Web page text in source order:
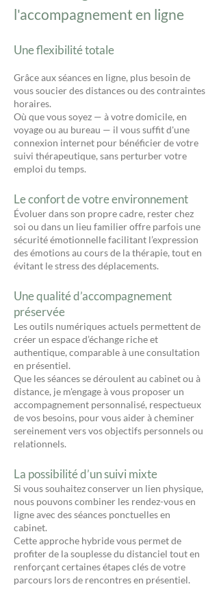
l'accompagnement en ligne
Une flexibilité totale
Grâce aux séances en ligne, plus besoin de
vous soucier des distances ou des contraintes
horaires.
Où que vous soyez — à votre domicile, en
voyage ou au bureau — il vous suffit d'une
connexion internet pour bénéficier de votre
suivi thérapeutique, sans perturber votre
emploi du temps.
Le confort de votre environnement
Évoluer dans son propre cadre, rester chez
soi ou dans un lieu familier offre parfois une
sécurité émotionnelle facilitant l’expression
des émotions au cours de la thérapie, tout en
évitant le stress des déplacements.
Une qualité d’accompagnement
préservée
Les outils numériques actuels permettent de
créer un espace d’échange riche et
authentique, comparable à une consultation
en présentiel.
Que les séances se déroulent au cabinet ou à
distance, je m'engage à vous proposer un
accompagnement personnalisé, respectueux
de vos besoins, pour vous aider à cheminer
sereinement vers vos objectifs personnels ou
relationnels.
La possibilité d’un suivi mixte
Si vous souhaitez conserver un lien physique,
nous pouvons combiner les rendez-vous en
ligne avec des séances ponctuelles en
cabinet.
Cette approche hybride vous permet de
profiter de la souplesse du distanciel tout en
renforçant certaines étapes clés de votre
parcours lors de rencontres en présentiel.